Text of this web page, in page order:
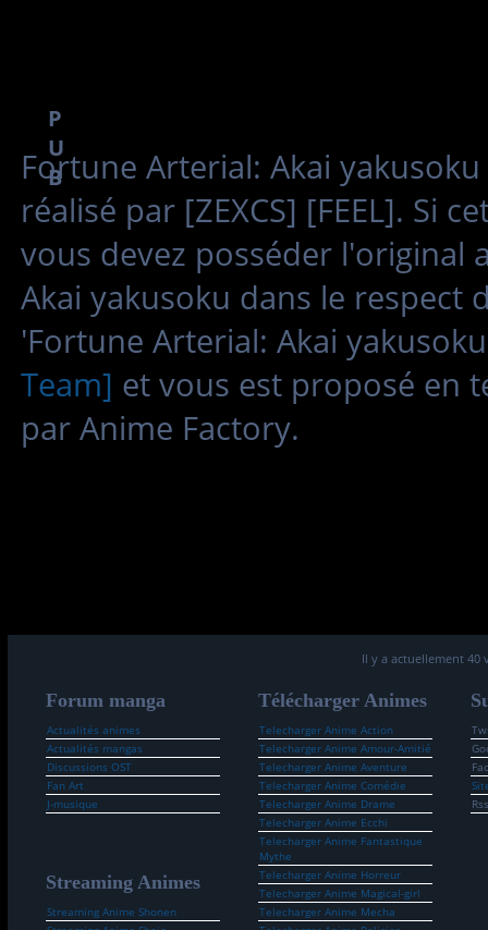
P
U
B
Fortune Arterial: Akai
réalisé par [ZEXCS] [FEEL]. Si
vous devez posséder l'original
Akai yakusoku dans le respect
'Fortune Arterial: Akai
Team] et vous est proposé en
par Anime Factory.
Il y a actuellement 40
Forum manga
Actualités animes
Actualités mangas
Discussions OST
Fan Art
J-musique
Streaming Animes
Streaming Anime Shonen
Télécharger Animes
Telecharger Anime Action
Telecharger Anime Amour-Amitié
Telecharger Anime Aventure
Telecharger Anime Comédie
Telecharger Anime Drame
Telecharger Anime Ecchi
Telecharger Anime Fantastique
Mythe
Telecharger Anime Horreur
Telecharger Anime Magical-girl
Telecharger Anime Mecha
Rss